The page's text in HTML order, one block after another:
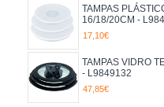
TAMPAS
16/18/20CM -
17,10€
TAMPAS VIDRO
- L9849132
47,85€